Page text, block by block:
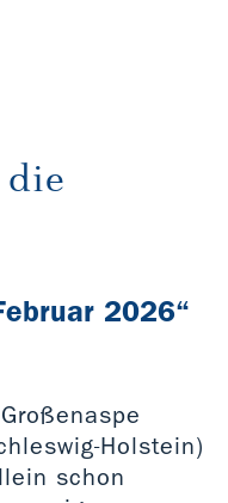
2026“
Holstein)
schon